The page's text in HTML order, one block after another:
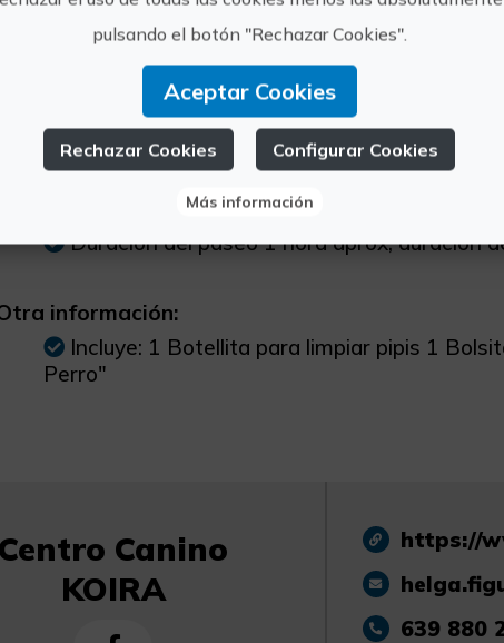
Tapa canina a elegir entre varios snacks
información
Duración del paseo 1 hora aprox, duración
información:
Incluye: 1 Botellita para limpiar pipis 1
Perro"
Canino
KOIRA
https://
639 880
pulsando el botón "Rechazar Cookies".
Aceptar Cookies
Rechazar Cookies Configurar Cookies
Más información